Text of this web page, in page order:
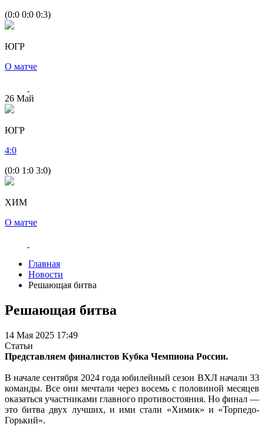
(0:0 0:0 0:3)
ЮГР
О матче
26 Май
ЮГР
4:0
(0:0 1:0 3:0)
ХИМ
О матче
Главная
Новости
Решающая битва
Решающая битва
14 Мая 2025 17:49
Статьи
Представляем финалистов Кубка Чемпиона России.
В начале сентября 2024 года юбилейный сезон ВХЛ начали 33
команды. Все они мечтали через восемь с половиной месяцев
оказаться участниками главного противостояния. Но финал —
это битва двух лучших, и ими стали «Химик» и «Торпедо-
Горький».